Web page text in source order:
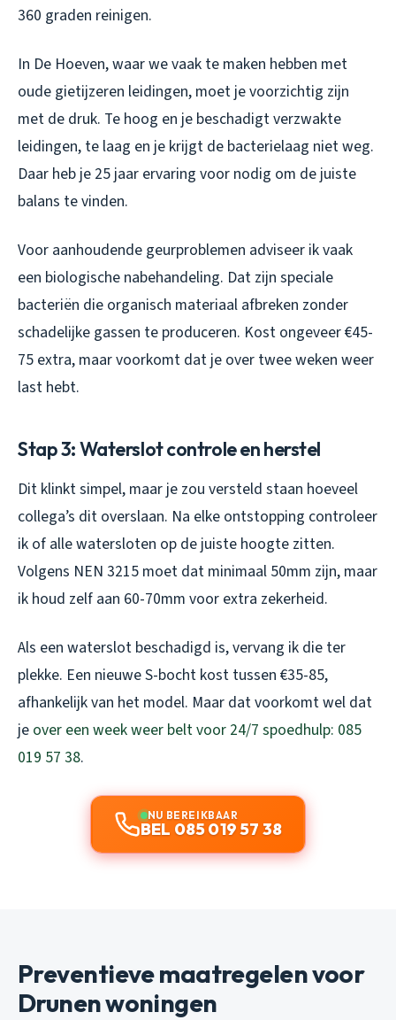
360 graden reinigen.
In De Hoeven, waar we vaak te maken hebben met
oude gietijzeren leidingen, moet je voorzichtig zijn
met de druk. Te hoog en je beschadigt verzwakte
leidingen, te laag en je krijgt de bacterielaag niet weg.
Daar heb je 25 jaar ervaring voor nodig om de juiste
balans te vinden.
Voor aanhoudende geurproblemen adviseer ik vaak
een biologische nabehandeling. Dat zijn speciale
bacteriën die organisch materiaal afbreken zonder
schadelijke gassen te produceren. Kost ongeveer €45-
75 extra, maar voorkomt dat je over twee weken weer
last hebt.
Stap 3: Waterslot controle en herstel
Dit klinkt simpel, maar je zou versteld staan hoeveel
collega’s dit overslaan. Na elke ontstopping controleer
ik of alle watersloten op de juiste hoogte zitten.
Volgens NEN 3215 moet dat minimaal 50mm zijn, maar
ik houd zelf aan 60-70mm voor extra zekerheid.
Als een waterslot beschadigd is, vervang ik die ter
plekke. Een nieuwe S-bocht kost tussen €35-85,
afhankelijk van het model. Maar dat voorkomt wel dat
je over een week weer belt voor 24/7 spoedhulp: 085
019 57 38.
NU BEREIKBAAR
BEL 085 019 57 38
Preventieve maatregelen voor
Drunen woningen